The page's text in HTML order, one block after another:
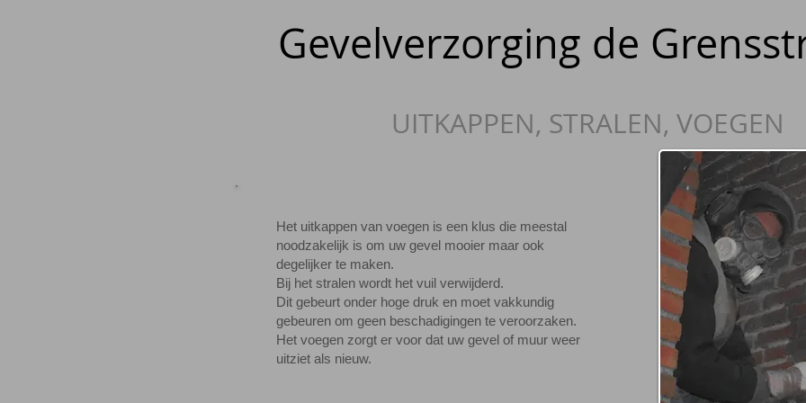
Gevelverzorging de
UITKAPPEN, STRALEN, VOEGEN
Het uitkappen van voegen is een klus die meestal
noodzakelijk is om uw gevel mooier maar ook
degelijker te maken.
Bij het stralen wordt het vuil verwijderd.
Dit gebeurt onder hoge druk en moet vakkundig
gebeuren om geen beschadigingen te veroorzaken.
Het voegen zorgt er voor dat uw gevel of muur weer
uitziet als nieuw.